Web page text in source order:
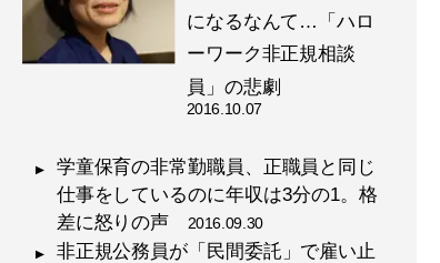
になるなんて…「ハロ
ーワーク非正規相談
員」の悲劇
2016.10.07
学童保育の非常勤職員、正職員と同じ
仕事をしているのに年収は3分の1。格
差に怒りの声 2016.09.30
非正規公務員が「民間委託」で雇い止